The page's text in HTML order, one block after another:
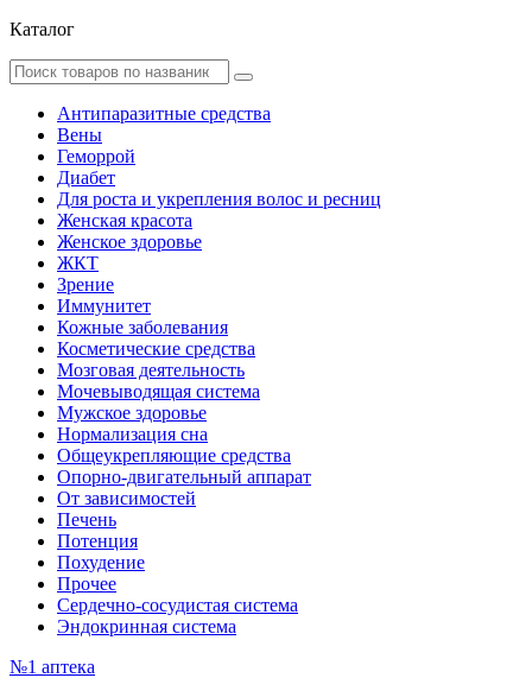
Каталог
Антипаразитные средства
Вены
Геморрой
Диабет
Для роста и укрепления волос и ресниц
Женская красота
Женское здоровье
ЖКТ
Зрение
Иммунитет
Кожные заболевания
Косметические средства
Мозговая деятельность
Мочевыводящая система
Мужское здоровье
Нормализация сна
Общеукрепляющие средства
Опорно-двигательный аппарат
От зависимостей
Печень
Потенция
Похудение
Прочее
Сердечно-сосудистая система
Эндокринная система
№1 аптека